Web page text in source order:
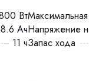
800 Вт
28.6 АчНапряжение
11 чЗапас хода